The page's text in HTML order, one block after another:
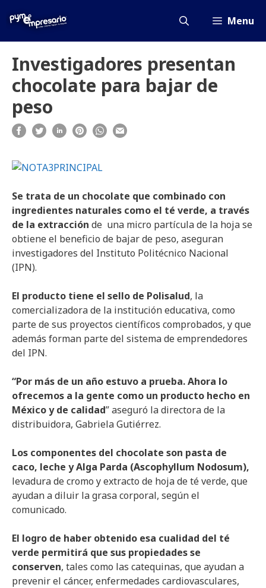
Menu
Investigadores presentan
chocolate para bajar de
peso
Se trata de un chocolate que combinado con
ingredientes naturales como el té verde, a través
de la extracción de una micro partícula de la hoja se
obtiene el beneficio de bajar de peso, aseguran
investigadores del Instituto Politécnico Nacional
(IPN).
El producto tiene el sello de Polisalud, la
comercializadora de la institución educativa, como
parte de sus proyectos científicos comprobados, y que
además forman parte del sistema de emprendedores
del IPN.
“Por más de un año estuvo a prueba. Ahora lo
ofrecemos a la gente como un producto hecho en
México y de calidad” aseguró la directora de la
distribuidora, Gabriela Gutiérrez.
Los componentes del chocolate son pasta de
caco, leche y Alga Parda (Ascophyllum Nodosum),
levadura de cromo y extracto de hoja de té verde, que
ayudan a diluir la grasa corporal, según el
comunicado.
El logro de haber obtenido esa cualidad del té
verde permitirá que sus propiedades se
conserven, tales como las catequinas, que ayudan a
prevenir el cáncer, enfermedades cardiovasculares,